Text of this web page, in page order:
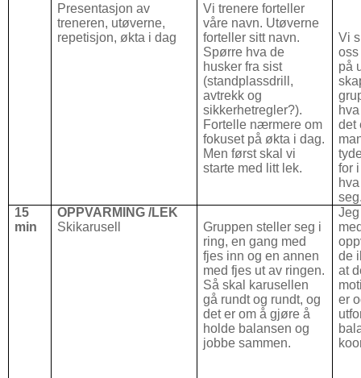
Presentasjon av
treneren, utøverne,
repetisjon, økta i dag
Vi trenere forteller
våre navn. Utøverne
forteller sitt navn.
Spørre hva de
husker fra sist
(standplassdrill,
avtrekk og
sikkerhetregler?).
Fortelle nærmere om
fokuset på økta i dag.
Men først skal vi
starte med litt lek.
Vi
oss
på
det
for
15
min
OPPVARMING /LEK
Skikarusell
Gruppen steller seg i
ring, en gang med
fjes inn og en annen
med fjes ut av ringen.
Så skal karusellen
gå rundt og rundt, og
det er om å gjøre å
holde balansen og
jobbe sammen.
de
at
er